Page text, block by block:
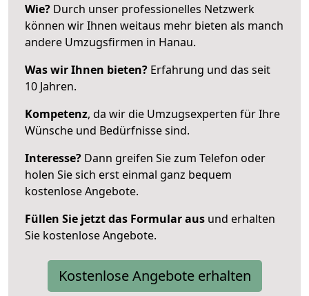
Wie? Durch unser professionelles Netzwerk
können wir Ihnen weitaus mehr bieten als manch
andere Umzugsfirmen in Hanau.
Was wir Ihnen bieten? Erfahrung und das seit
10 Jahren.
Kompetenz, da wir die Umzugsexperten für Ihre
Wünsche und Bedürfnisse sind.
Interesse? Dann greifen Sie zum Telefon oder
holen Sie sich erst einmal ganz bequem
kostenlose Angebote.
Füllen Sie jetzt das Formular aus und erhalten
Sie kostenlose Angebote.
Kostenlose Angebote erhalten